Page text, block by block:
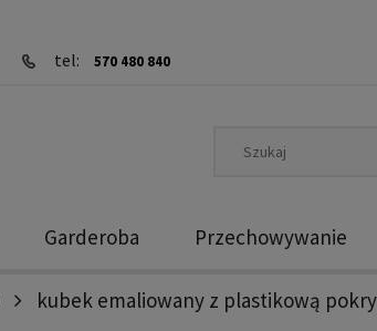
tel: 570 480 840
Garderoba Przechowywanie
kubek emaliowany z plastikową